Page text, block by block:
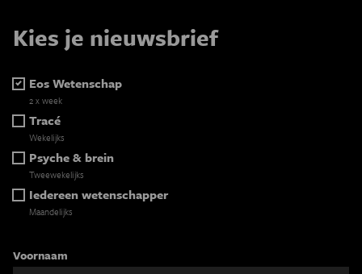
Kies je nieuwsbrief
Eos Wetenschap
2 x week
Tracé
Wekelijks
Psyche & brein
Tweewekelijks
Iedereen wetenschapper
Maandelijks
Voornaam